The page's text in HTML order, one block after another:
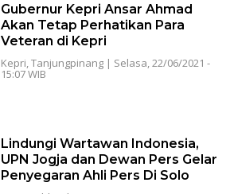
Gubernur Kepri Ansar Ahmad
Akan Tetap Perhatikan Para
Veteran di Kepri
Kepri,Tanjungpinang| Selasa, 22/06/2021 -
15:07 WIB
Lindungi Wartawan Indonesia,
UPN Jogja dan Dewan Pers Gelar
Penyegaran Ahli Pers Di Solo